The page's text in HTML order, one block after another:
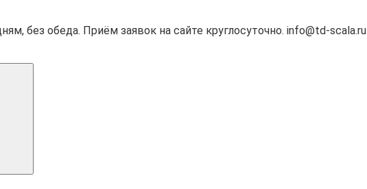
без обеда. Приём заявок на сайте круглосуточно. info@td-scala.ru